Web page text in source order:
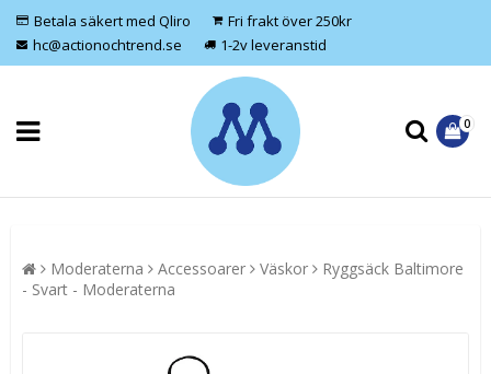
Betala säkert med Qliro
Fri frakt över 250kr
hc@actionochtrend.se
1-2v leveranstid
0
Moderaterna Accessoarer Väskor
Ryggsäck Baltimore
- Svart - Moderaterna